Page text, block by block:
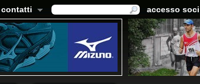
contatti accesso soci